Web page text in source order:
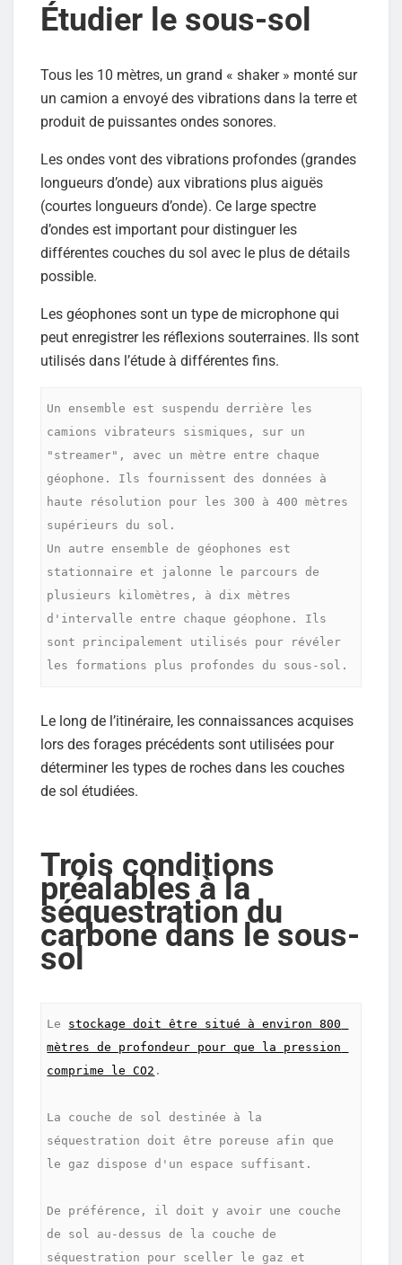
Étudier le sous-sol
Tous les 10 mètres, un grand « shaker » monté sur
un camion a envoyé des vibrations dans la terre et
produit de puissantes ondes sonores.
Les ondes vont des vibrations profondes (grandes
longueurs d’onde) aux vibrations plus aiguës
(courtes longueurs d’onde). Ce large spectre
d’ondes est important pour distinguer les
différentes couches du sol avec le plus de détails
possible.
Les géophones sont un type de microphone qui
peut enregistrer les réflexions souterraines. Ils sont
utilisés dans l’étude à différentes fins.
Un ensemble est suspendu derrière les
camions vibrateurs sismiques, sur un
"streamer", avec un mètre entre chaque
géophone. Ils fournissent des données à
haute résolution pour les 300 à 400 mètres
supérieurs du sol.
Un autre ensemble de géophones est
stationnaire et jalonne le parcours de
plusieurs kilomètres, à dix mètres
d'intervalle entre chaque géophone. Ils
sont principalement utilisés pour révéler
les formations plus profondes du sous-sol.
Le long de l’itinéraire, les connaissances acquises
lors des forages précédents sont utilisées pour
déterminer les types de roches dans les couches
de sol étudiées.
Trois conditions
préalables à la
séquestration du
carbone dans le sous-
sol
Le stockage doit être situé à environ 800
mètres de profondeur pour que la pression
comprime le CO2 .
La couche de sol destinée à la
séquestration doit être poreuse afin que
le gaz dispose d'un espace suffisant.
De préférence, il doit y avoir une couche
de sol au-dessus de la couche de
séquestration pour sceller le gaz et